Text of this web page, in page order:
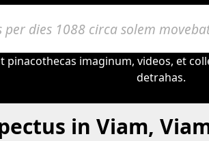
imaginum, videos, et
detrahas.
in Viam,